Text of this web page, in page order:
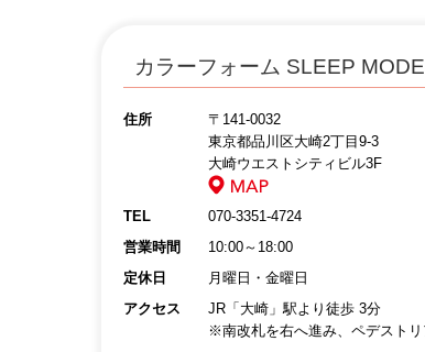
カラーフォーム SLEEP
住所
〒141-0032
東京都品川区大崎2丁目9-3
大崎ウエストシティビル3F
TEL
070-3351-4724
営業時間
10:00～18:00
定休日
月曜日・金曜日
アクセス
JR「大崎」駅より徒歩 3分
※南改札を右へ進み、ペデストリ